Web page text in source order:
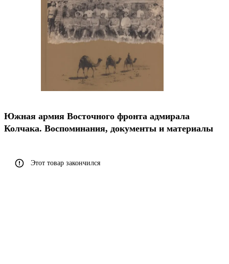
Южная армия Восточного фронта адмирала
Колчака. Воспоминания, документы и материалы
Этот товар закончился